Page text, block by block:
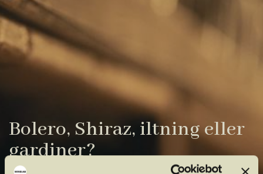
Bolero, Shiraz, iltning eller
gardiner?